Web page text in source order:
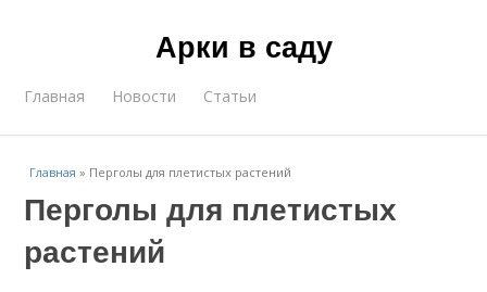
Арки в саду
Главная Новости Статьи
Главная » Перголы для плетистых растений
Перголы для плетистых
растений